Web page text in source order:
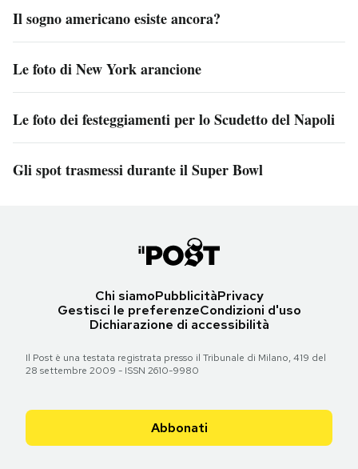
Il sogno americano esiste ancora?
Le foto di New York arancione
Le foto dei festeggiamenti per lo Scudetto del Napoli
Gli spot trasmessi durante il Super Bowl
Chi siamoPubblicitàPrivacy
Gestisci le preferenzeCondizioni d'uso
Dichiarazione di accessibilità
Il Post è una testata registrata presso il Tribunale di Milano, 419 del
28 settembre 2009 - ISSN 2610-9980
Abbonati